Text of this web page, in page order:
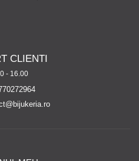
CLIENTI
- 16.00